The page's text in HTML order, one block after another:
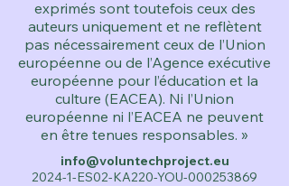
exprimés sont toutefois ceux des
auteurs uniquement et ne reflètent
pas nécessairement ceux de l’Union
européenne ou de l’Agence exécutive
européenne pour l’éducation et la
culture (EACEA). Ni l’Union
européenne ni l’EACEA ne peuvent
en être tenues responsables. »
info@voluntechproject.eu
2024-1-ES02-KA220-YOU-000253869